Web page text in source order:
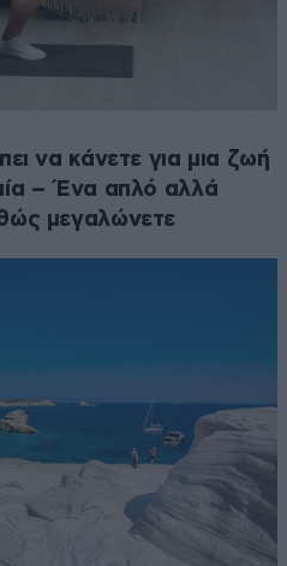
να κάνετε για μια ζωή
– Ένα απλό αλλά
μεγαλώνετε